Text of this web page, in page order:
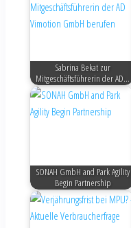
Sabrina Bekat zur
Mitgeschäftsführerin der AD…
SONAH GmbH and Park Agility
Begin Partnership